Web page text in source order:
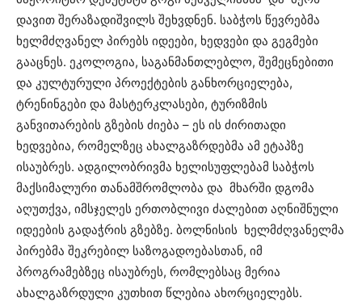
დავით შერაზადიშვილს შეხვდნენ. საბჭოს წევრებმა
ხელმძღვანელ პირებს იდეები, ხედვები და გეგმები
გააცნეს. ეკოლოგია, საგანმანთლებლო, შემეცნებითი
და კულტურული პროექტების განხორციელება,
ტრენინგები და მასტერკლასები, ტურიზმის
განვითარების გზების ძიება – ეს ის ძირითადი
ხედვებია, რომელზეც ახალგაზრდებმა ამ ეტაპზე
ისაუბრეს. ადგილობრივმა ხელისუფლებამ საბჭოს
მაქსიმალური თანამშრომლობა და მხარში დგომა
აღუთქვა, იმსჯელეს ერთობლივი ძალებით აღნიშნული
იდეების გადაჭრის გზებზე. ბოლნისის ხელმძღვანელმა
პირებმა შეკრებილ საზოგადოებასთან, იმ
პროგრამებზეც ისაუბრეს, რომლებსაც მერია
ახალგაზრდული კუთხით წლებია ახორციელებს.